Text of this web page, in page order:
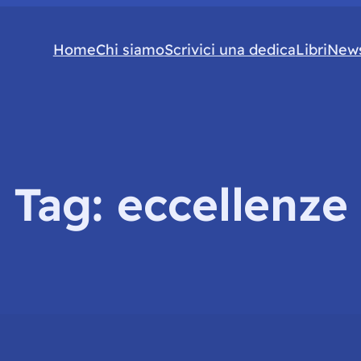
HomeChi siamoScrivici una dedicaLibri
Tag: eccellenze